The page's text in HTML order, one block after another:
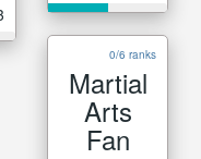
0/6 ranks
Martial
Arts
Fan